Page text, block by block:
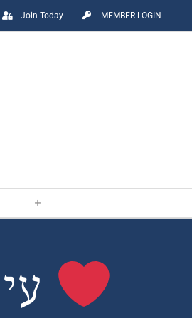
Join Today MEMBER LOGIN